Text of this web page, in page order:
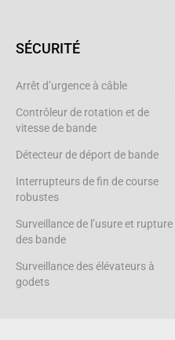
SÉCURITÉ
Arrêt d’urgence à câble
Contrôleur de rotation et de
vitesse de bande
Détecteur de déport de bande
Interrupteurs de fin de course
robustes
Surveillance de l’usure et rupture
des bande
Surveillance des élévateurs à
godets